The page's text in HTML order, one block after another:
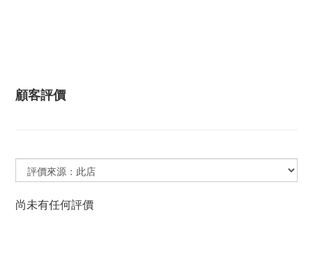
顧客評價
尚未有任何評價